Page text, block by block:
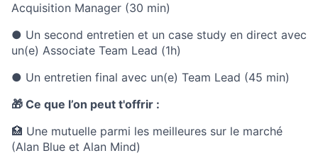
Acquisition Manager (30 min)
● Un second entretien et un case study en direct avec
un(e) Associate Team Lead (1h)
● Un entretien final avec un(e) Team Lead (45 min)
🎁 Ce que l’on peut t'offrir :
🏥 Une mutuelle parmi les meilleures sur le marché
(Alan Blue et Alan Mind)